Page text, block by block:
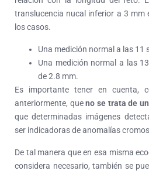
translucencia nucal inferior a 3 mm
los casos.
Una medición normal a las 11
Una medición normal a las
de 2.8 mm.
Es importante tener en cuenta,
anteriormente, queno se trata de
que determinadas imágenes
ser indicadoras de anomalías
De tal manera que en esa misma
considera necesario, también se